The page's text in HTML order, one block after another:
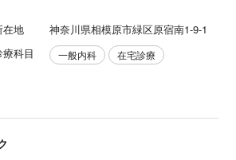
在地
神奈川県相模原市緑区原宿南1-9-1
療科目
一般内科 在宅診療